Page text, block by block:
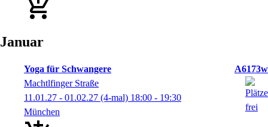
Januar
Yoga für Schwangere
A6173w
Machtlfinger Straße
11.01.27 - 01.02.27 (4-mal) 18:00 - 19:30
München